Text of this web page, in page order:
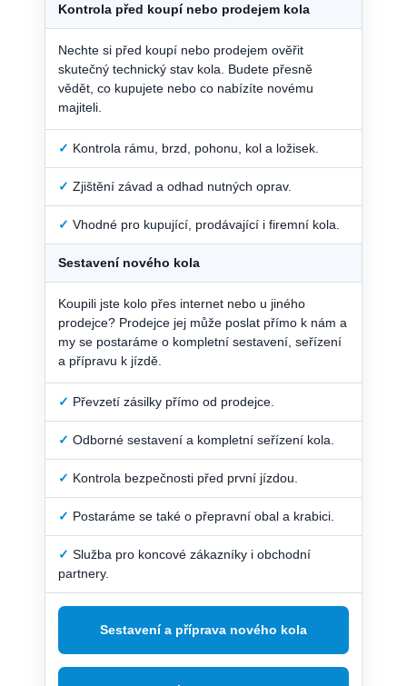
Kontrola před koupí nebo prodejem kola
Nechte si před koupí nebo prodejem ověřit
skutečný technický stav kola. Budete přesně
vědět, co kupujete nebo co nabízíte novému
majiteli.
✓ Kontrola rámu, brzd, pohonu, kol a ložisek.
✓ Zjištění závad a odhad nutných oprav.
✓ Vhodné pro kupující, prodávající i firemní kola.
Sestavení nového kola
Koupili jste kolo přes internet nebo u jiného
prodejce? Prodejce jej může poslat přímo k nám a
my se postaráme o kompletní sestavení, seřízení
a přípravu k jízdě.
✓ Převzetí zásilky přímo od prodejce.
✓ Odborné sestavení a kompletní seřízení kola.
✓ Kontrola bezpečnosti před první jízdou.
✓ Postaráme se také o přepravní obal a krabici.
✓ Služba pro koncové zákazníky i obchodní
partnery.
Sestavení a příprava nového kola